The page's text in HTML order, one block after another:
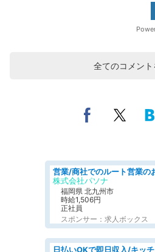
全てのコメント
株式会社パソナ
福岡県 北九州市
時給1,506円
正社員
スポンサー：求人ボックス